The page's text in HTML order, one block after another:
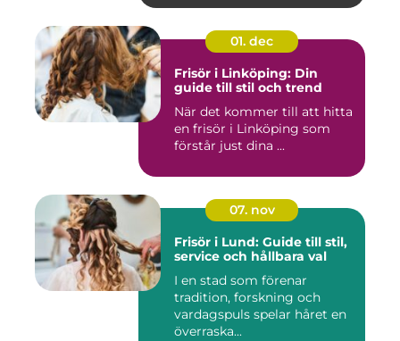
01. dec
Frisör i Linköping: Din
guide till stil och trend
När det kommer till att hitta
en frisör i Linköping som
förstår just dina ...
07. nov
Frisör i Lund: Guide till stil,
service och hållbara val
I en stad som förenar
tradition, forskning och
vardagspuls spelar håret en
överraska...